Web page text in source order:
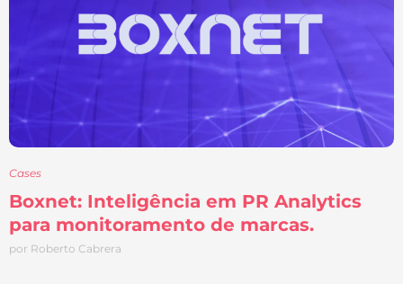
Cases
Boxnet: Inteligência em PR Analytics
para monitoramento de marcas.
por Roberto Cabrera